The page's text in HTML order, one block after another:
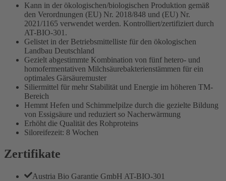
Kann in der ökologischen/biologischen Produktion gemäß
den Verordnungen (EU) Nr. 2018/848 und (EU) Nr.
2021/1165 verwendet werden. Kontrolliert/zertifiziert durch
AT-BIO-301.
Gelistet in der Betriebsmittelliste für den ökologischen
Landbau Deutschland
Gezielt abgestimmte Kombination von fünf hetero- und
homofermentativen Milchsäurebakterienstämmen für ein
optimales Gärsäuremuster
Siliermittel für mehr Stabilität und Energie im höheren TM-
Bereich
Hemmt Hefen und Schimmelpilze durch die gezielte Bildung
von Essigsäure und reduziert so Nacherwärmung
Erhöht die Qualität des Rohproteins
Siloreifezeit: 8 Wochen
Zertifikate
Austria Bio Garantie GmbH AT-BIO-301